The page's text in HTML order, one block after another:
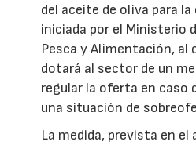
del aceite de oliva para
iniciada por el Ministerio
Pesca y Alimentación, al
dotará al sector de un
regular la oferta en caso
una situación de
La medida, prevista en el